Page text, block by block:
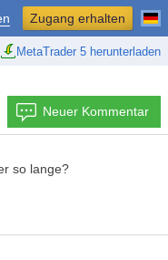
MetaTrader 5 herunterladen
Zugang erhalten
Neuer Kommentar
so lange?